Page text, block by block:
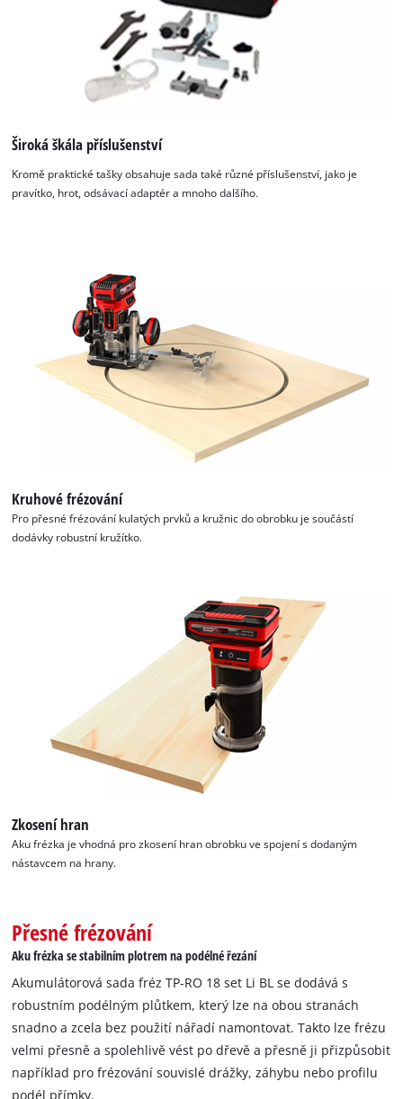
Široká škála příslušenství
Kromě praktické tašky obsahuje sada také různé příslušenství, jako je
pravítko, hrot, odsávací adaptér a mnoho dalšího.
Kruhové frézování
Pro přesné frézování kulatých prvků a kružnic do obrobku je součástí
dodávky robustní kružítko.
Zkosení hran
Aku frézka je vhodná pro zkosení hran obrobku ve spojení s dodaným
nástavcem na hrany.
Přesné frézování
Aku frézka se stabilním plotrem na podélné řezání
Akumulátorová sada fréz TP-RO 18 set Li BL se dodává s
robustním podélným plůtkem, který lze na obou stranách
snadno a zcela bez použití nářadí namontovat. Takto lze frézu
velmi přesně a spolehlivě vést po dřevě a přesně ji přizpůsobit
například pro frézování souvislé drážky, záhybu nebo profilu
podél přímky.